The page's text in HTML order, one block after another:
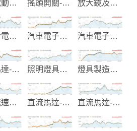
感應電動機-馬達 搖頭開關-翹板開關-金屬開關 放大鏡及配件
汽車發電起動機製造 汽車電子改裝產品 汽車電子零件-點火線圈-感知器
減速馬達-調速馬達 照明燈具設備 燈具製造與設計
直流減速馬達 直流馬達-伺服馬達 直流馬達-行星齒減速箱